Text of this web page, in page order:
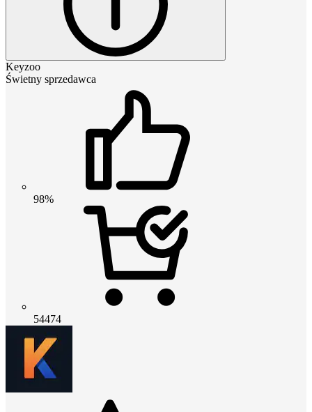
Keyzoo
Świetny sprzedawca
98%
54474